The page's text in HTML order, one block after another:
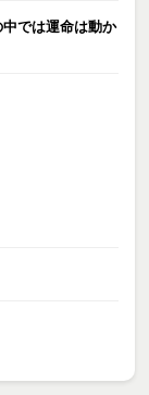
では運命は動か